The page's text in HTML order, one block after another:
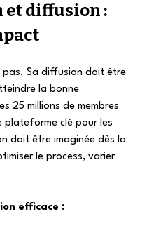
et diffusion :
pas. Sa diffusion doit être
la bonne
25 millions de membres
plateforme clé pour les
doit être imaginée dès la
le process, varier
efficace :